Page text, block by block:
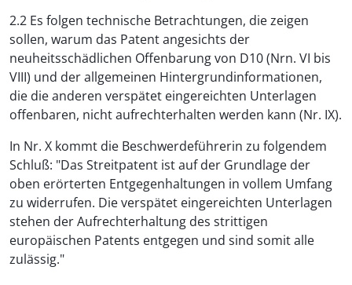
2.2 Es folgen technische Betrachtungen, die zeigen
sollen, warum das Patent angesichts der
neuheitsschädlichen Offenbarung von D10 (Nrn. VI bis
VIII) und der allgemeinen Hintergrundinformationen,
die die anderen verspätet eingereichten Unterlagen
offenbaren, nicht aufrechterhalten werden kann (Nr. IX).
In Nr. X kommt die Beschwerdeführerin zu folgendem
Schluß: "Das Streitpatent ist auf der Grundlage der
oben erörterten Entgegenhaltungen in vollem Umfang
zu widerrufen. Die verspätet eingereichten Unterlagen
stehen der Aufrechterhaltung des strittigen
europäischen Patents entgegen und sind somit alle
zulässig."